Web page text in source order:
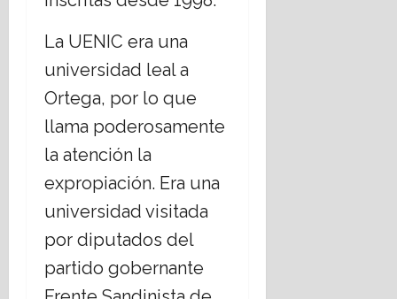
La UENIC era una
universidad leal a
Ortega, por lo que
llama poderosamente
la atención la
expropiación. Era una
universidad visitada
por diputados del
partido gobernante